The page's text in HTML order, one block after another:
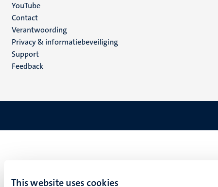
This website uses cookies
YouTube
Menu
footer
(NL)
Contact
Verantwoording
Privacy & informatiebeveiliging
Support
Feedback